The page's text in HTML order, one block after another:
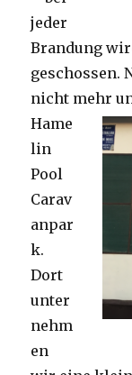
jeder
Brandung
geschossen.
nicht mehr
Hame
lin
Pool
Carav
anpar
k.
Dort
unter
nehm
en